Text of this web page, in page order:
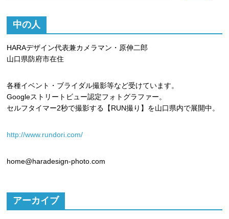
中の人
HARAデザイン代表兼カメラマン・原伸二郎
山口県防府市在住
各種イベント・ブライダル撮影等など受けています。
Googleストリートビュー認定フォトグラファー。
セルフタイマー2秒で撮影する【RUN撮り】を山口県内で展開中。
http://www.rundori.com/
home@haradesign-photo.com
アーカイブ